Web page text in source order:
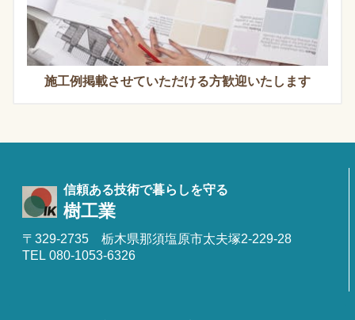
施工例掲載させていただける方歓迎いたします
信頼ある技術で暮らしを守る
樹工業
〒329-2735 栃木県那須塩原市太夫塚2-229-28
TEL 080-1053-6326